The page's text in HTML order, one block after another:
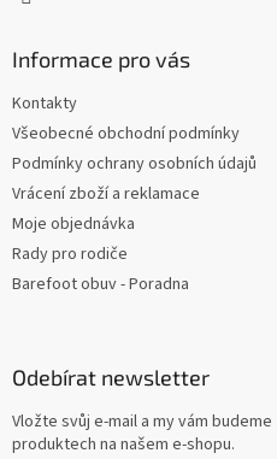
Informace pro vás
Kontakty
Všeobecné obchodní podmínky
Podmínky ochrany osobních údajů
Vrácení zboží a reklamace
Moje objednávka
Rady pro rodiče
Barefoot obuv - Poradna
Odebírat newsletter
Vložte svůj e-mail a my vám
produktech na našem e-shopu.